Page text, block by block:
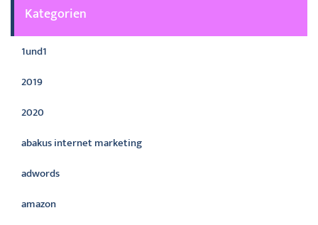
Kategorien
1und1
2019
2020
abakus internet marketing
adwords
amazon